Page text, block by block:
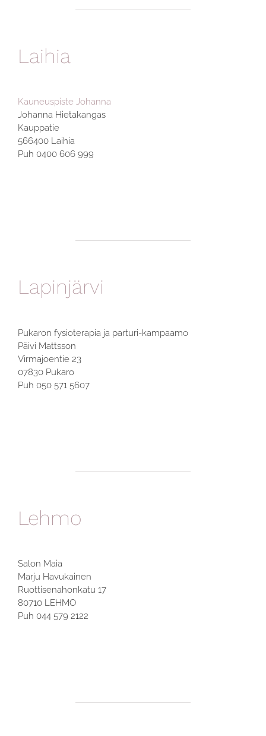
Laihia
Kauneuspiste Johanna
Johanna Hietakangas
Kauppatie
566400 Laihia
Puh 0400 606 999
Lapinjärvi
Pukaron fysioterapia ja parturi-kampaamo
Päivi Mattsson
Virmajoentie 23
07830 Pukaro
Puh 050 571 5607
Lehmo
Salon Maia
Marju Havukainen
Ruottisenahonkatu 17
80710 LEHMO
Puh 044 579 2122